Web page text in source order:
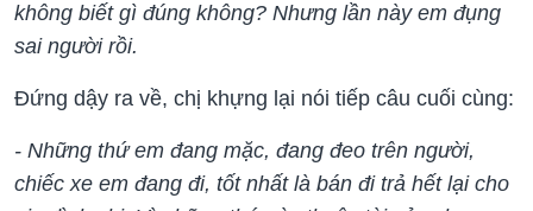
không biết gì đúng không? Nhưng lần này em đụng
sai người rồi.
Đứng dậy ra về, chị khựng lại nói tiếp câu cuối cùng:
- Những thứ em đang mặc, đang đeo trên người,
chiếc xe em đang đi, tốt nhất là bán đi trả hết lại cho